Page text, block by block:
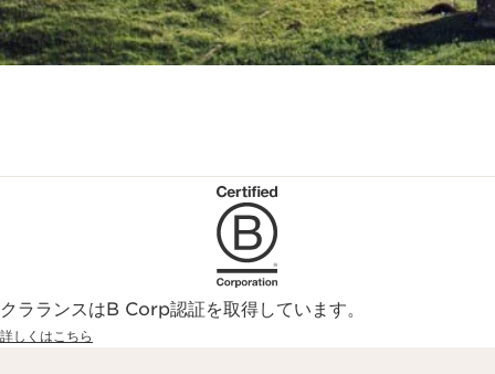
クラランスはB Corp認証を取得しています。
詳しくはこちら